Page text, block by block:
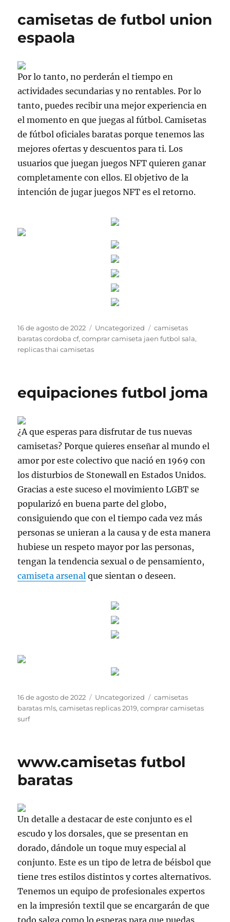
camisetas de futbol union
espaola
Por lo tanto, no perderán el tiempo en
actividades secundarias y no rentables. Por lo
tanto, puedes recibir una mejor experiencia en
el momento en que juegas al fútbol. Camisetas
de fútbol oficiales baratas porque tenemos las
mejores ofertas y descuentos para ti. Los
usuarios que juegan juegos NFT quieren ganar
completamente con ellos. El objetivo de la
intención de jugar juegos NFT es el retorno.
Publicado
el
16 de agosto de 2022 Categorías
Uncategorized Etiquetas
camisetas
baratas cordoba cf,comprar camiseta jaen futbol sala,
replicas thai camisetas
equipaciones futbol joma
¿A que esperas para disfrutar de tus nuevas
camisetas? Porque quieres enseñar al mundo el
amor por este colectivo que nació en 1969 con
los disturbios de Stonewall en Estados Unidos.
Gracias a este suceso el movimiento LGBT se
popularizó en buena parte del globo,
consiguiendo que con el tiempo cada vez más
personas se unieran a la causa y de esta manera
hubiese un respeto mayor por las personas,
tengan la tendencia sexual o de pensamiento,
camiseta arsenal que sientan o deseen.
Publicado
el
16 de agosto de 2022 Categorías
Uncategorized Etiquetas
camisetas
baratas mls,camisetas replicas 2019,comprar camisetas
surf
www.camisetas futbol
baratas
Un detalle a destacar de este conjunto es el
escudo y los dorsales, que se presentan en
dorado, dándole un toque muy especial al
conjunto. Este es un tipo de letra de béisbol que
tiene tres estilos distintos y cortes alternativos.
Tenemos un equipo de profesionales expertos
en la impresión textil que se encargarán de que
todo salga como lo esperas para que puedas